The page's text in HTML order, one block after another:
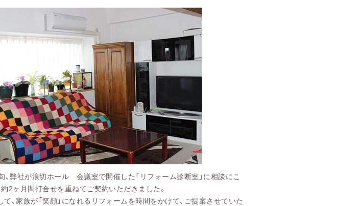
、弊社が浪切ホール 会議室で開催した「リフォーム診断室」に相談にこ
2ヶ月間打合せを重ねてご契約いただきました。
、家族が「笑顔」になれるリフォームを時間をかけて、ご提案させていた